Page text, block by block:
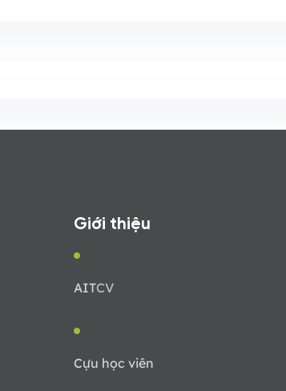
Giới thiệu
AITCV
Cựu học viên